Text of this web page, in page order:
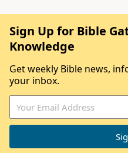
Sign Up for Bible
Knowledge
Get weekly Bible news,
your inbox.